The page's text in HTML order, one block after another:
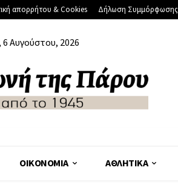
απορρήτου & Cookies Δήλωση Συμμόρφωσης
Αυγούστου, 2026
ΟΙΚΟΝΟΜΊΑ ΑΘΛΗΤΙΚΆ